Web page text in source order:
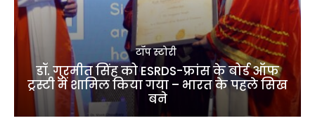
टॉप स्टोरी
डॉ. गुरमीत सिंह को ESRDS-फ्रांस के बोर्ड ऑफ
ट्रस्टी में शामिल किया गया – भारत के पहले सिख
बने